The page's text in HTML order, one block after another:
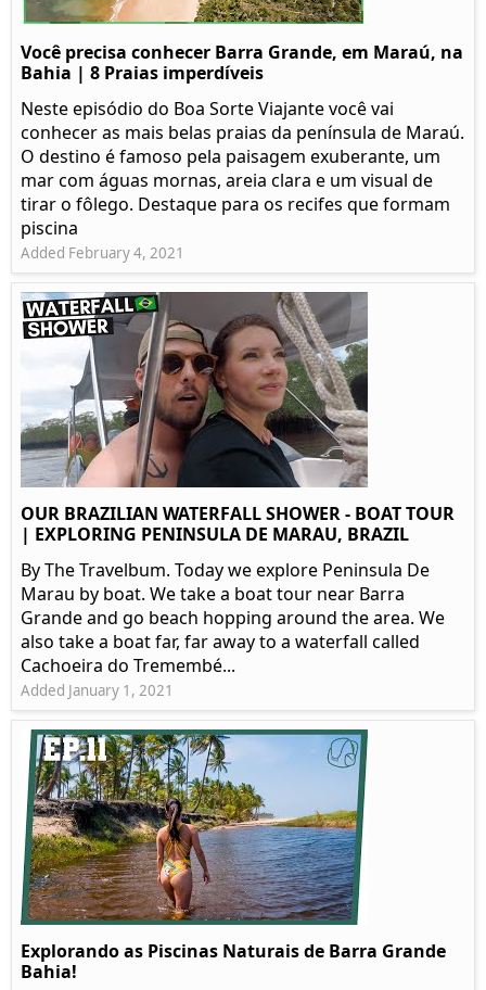
Você precisa conhecer Barra Grande, em Maraú, na
Bahia | 8 Praias imperdíveis
Neste episódio do Boa Sorte Viajante você vai
conhecer as mais belas praias da península de Maraú.
O destino é famoso pela paisagem exuberante, um
mar com águas mornas, areia clara e um visual de
tirar o fôlego. Destaque para os recifes que formam
piscina
Added February 4, 2021
OUR BRAZILIAN WATERFALL SHOWER - BOAT TOUR
| EXPLORING PENINSULA DE MARAU, BRAZIL
By The Travelbum. Today we explore Peninsula De
Marau by boat. We take a boat tour near Barra
Grande and go beach hopping around the area. We
also take a boat far, far away to a waterfall called
Cachoeira do Tremembé...
Added January 1, 2021
Explorando as Piscinas Naturais de Barra Grande
Bahia!